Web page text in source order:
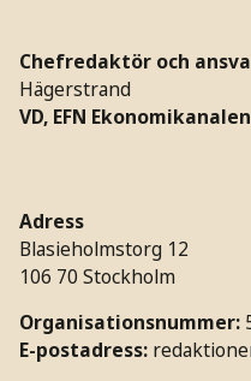
Chefredaktör och
Hägerstrand
VD, EFN
Adress
Blasieholmstorg 12
106 70 Stockholm
Organisationsnummer:
E-postadress: